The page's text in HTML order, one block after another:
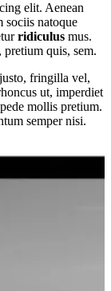
elit. Aenean
sociis natoque
ridiculus mus.
quis, sem.
fringilla vel,
ut, imperdiet
mollis pretium.
semper nisi.